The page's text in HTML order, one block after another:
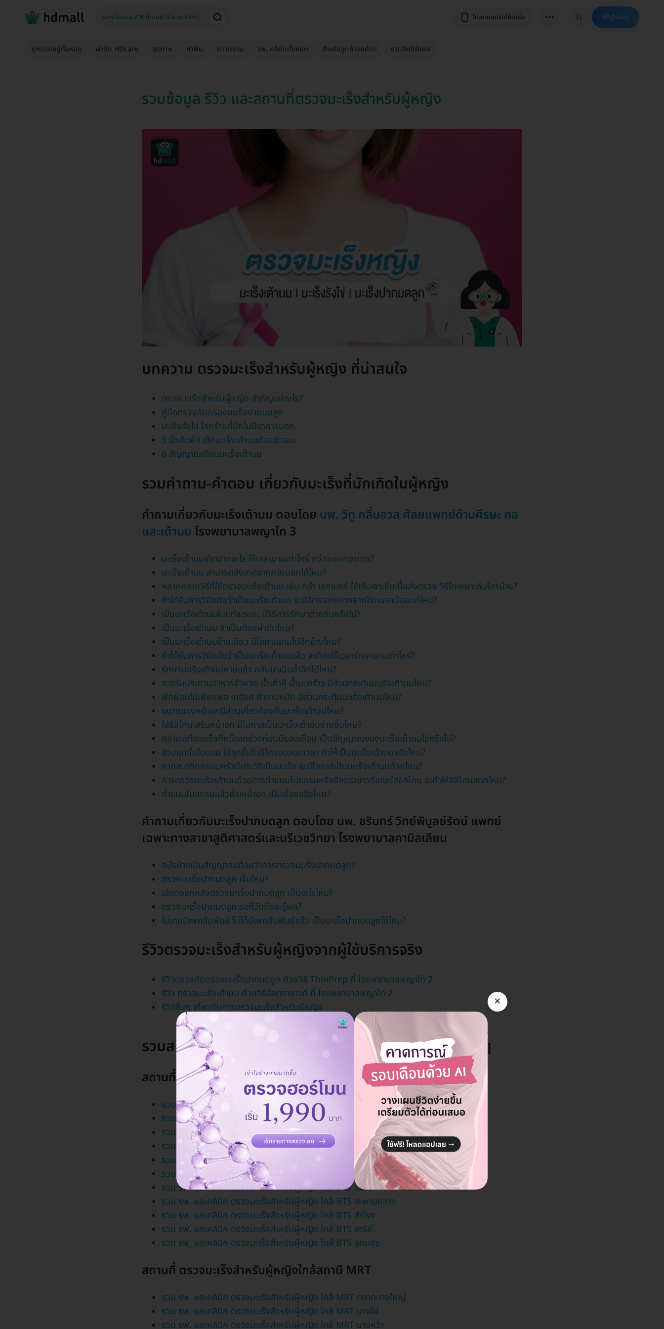
โหลดแอปรับโค้ดเพิ่ม ⋯ เข้าสู่ระบบ
ดูหมวดหมู่ทั้งหมด ผ่าตัด HDcare สุขภาพ ทำฟัน ความงาม รพ. คลินิกทั้งหมด สำหรับลูกค้าองค์กร รวมสิทธิพิเศษ
รวมข้อมูล รีวิว และสถานที่ตรวจมะเร็งสำหรับผู้หญิง
บทความ ตรวจมะเร็งสำหรับผู้หญิง ที่น่าสนใจ
ตรวจมะเร็งสำหรับผู้หญิง สำคัญอย่างไร?
คู่มือตรวจคัดกรองมะเร็งปากมดลูก
มะเร็งรังไข่ โรคร้ายที่มักไม่มีอาการบอก
3 นิ้วสัมผัส เช็กมะเร็งเต้านมด้วยตัวเอง
6 สัญญาณเตือนมะเร็งเต้านม
รวมคำถาม-คำตอบ เกี่ยวกับมะเร็งที่มักเกิดในผู้หญิง
คำถามเกี่ยวกับมะเร็งเต้านม ตอบโดย นพ. วิทู กลิ่นอวล ศัลยแพทย์ด้านศีรษะ คอ
และเต้านม โรงพยาบาลพญาไท 3
มะเร็งเต้านมเกิดจากอะไร ใช้เวลานานเท่าไหร่ กว่าจะออกอาการ?
มะเร็งเต้านม สามารถสังเกตจากภายนอกได้ไหม?
หลากหลายวิธีที่ใช้ตรวจมะเร็งเต้านม เช่น คลำ เอกซเรย์ ใช้เข็มเจาะชิ้นเนื้อส่งตรวจ วิธีใดเหมาะกับใครบ้าง?
ถ้าได้รับการวินิจฉัยว่าเป็นมะเร็งเต้านม จะมีอัตราการหายจากโรคมากน้อยแค่ไหน?
เป็นมะเร็งเต้านมในแต่ละระยะ มีวิธีการรักษาต่างกันหรือไม่?
เป็นมะเร็งเต้านม จำเป็นต้องผ่าตัดไหม?
เป็นมะเร็งเต้านมข้างเดียว มีโอกาสลามไปอีกข้างไหม?
ถ้าได้รับการวินิจฉัยว่าเป็นมะเร็งเต้านมแล้ว จะต้องใช้เวลารักษานานเท่าไหร่?
รักษามะเร็งเต้านมหายแล้ว กลับมาเป็นซ้ำอีกได้ไหม?
การรับประทานอาหารจำพวก น้ำเต้าหู้ น้ำมะพร้าว มีส่วนกระตุ้นมะเร็งเต้านมไหม?
พักผ่อนไม่เพียงพอ เครียด ทำงานหนัก มีส่วนกระตุ้นมะเร็งเต้านมไหม?
ขนาดของหน้าอกมีส่วนเกี่ยวข้องกับมะเร็งเต้านมไหม?
ใส่ซิลิโคนเสริมหน้าอก มีโอกาสเป็นมะเร็งเต้านมง่ายขึ้นไหม?
คลำเจอก้อนแข็งที่หน้าอกช่วงก่อนมีรอบเดือน เป็นสัญญาณของมะเร็งเต้านมใช่หรือไม่?
สวมชุดชั้นในนอน ใส่ชุดชั้นในมีโครงตลอดเวลา ทำให้เป็นมะเร็งเต้านมจริงไหม?
หากสมาชิกครอบครัวมีประวัติเป็นมะเร็ง จะมีโอกาสเป็นมะเร็งเต้านมด้วยไหม?
การตรวจมะเร็งเต้านมด้วยการทำแมมโมแกรมหรืออัลตราซาวด์ขณะใส่ซิลิโคน จะทำให้ซิลิโคนแตกไหม?
ทำแมมโมแกรมแล้วเจ็บหน้าอก เป็นเรื่องจริงไหม?
คำถามเกี่ยวกับมะเร็งปากมดลูก ตอบโดย นพ. ชรินทร์ วิทย์พิบูลย์รัตน์ แพทย์
เฉพาะทางสาขาสูติศาสตร์และนรีเวชวิทยา โรงพยาบาลคามิลเลียน
อะไรบ้างเป็นสัญญาณเตือนว่าควรตรวจมะเร็งปากมดลูก?
ตรวจมะเร็งปากมดลูก เจ็บไหม?
เลือดออกหลังตรวจมะเร็งปากมดลูก เป็นอะไรไหม?
ตรวจมะเร็งปากมดลูก รอกี่วันถึงจะรู้ผล?
ไม่เคยมีเพศสัมพันธ์ ไม่ได้มีเพศสัมพันธ์แล้ว เป็นมะเร็งปากมดลูกได้ไหม?
รีวิวตรวจมะเร็งสำหรับผู้หญิงจากผู้ใช้บริการจริง
รีวิวตรวจคัดกรองมะเร็งปากมดลูก ด้วยวิธี ThinPrep ที่ โรงพยาบาลพญาไท 2
รีวิว ตรวจมะเร็งเต้านม ด้วยวิธีอัลตราซาวด์ ที่ โรงพยาบาลพญาไท 2
รีวิวอื่นๆ เกี่ยวกับการตรวจมะเร็งสำหรับผู้หญิง
รวมสถานที่ตรวจมะเร็งสำหรับผู้หญิง ตามเขตและย่านต่างๆ
สถานที่ ตรวจมะเร็งสำหรับผู้หญิงใกล้สถานี BTS
รวม รพ. และคลินิก ตรวจมะเร็งสำหรับผู้หญิง ใกล้ BTS ช่องนนทรี
รวม รพ. และคลินิก ตรวจมะเร็งสำหรับผู้หญิง ใกล้ BTS บางนา
รวม รพ. และคลินิก ตรวจมะเร็งสำหรับผู้หญิง ใกล้ BTS บางหว้า
รวม รพ. และคลินิก ตรวจมะเร็งสำหรับผู้หญิง ใกล้ BTS พร้อมพงษ์
รวม รพ. และคลินิก ตรวจมะเร็งสำหรับผู้หญิง ใกล้ BTS สนามกีฬาแห่งชาติ
รวม รพ. และคลินิก ตรวจมะเร็งสำหรับผู้หญิง ใกล้ BTS สนามเป้า
รวม รพ. และคลินิก ตรวจมะเร็งสำหรับผู้หญิง ใกล้ BTS สยาม
รวม รพ. และคลินิก ตรวจมะเร็งสำหรับผู้หญิง ใกล้ BTS สะพานควาย
รวม รพ. และคลินิก ตรวจมะเร็งสำหรับผู้หญิง ใกล้ BTS สำโรง
รวม รพ. และคลินิก ตรวจมะเร็งสำหรับผู้หญิง ใกล้ BTS อารีย์
รวม รพ. และคลินิก ตรวจมะเร็งสำหรับผู้หญิง ใกล้ BTS อุดมสุข
สถานที่ ตรวจมะเร็งสำหรับผู้หญิงใกล้สถานี MRT
รวม รพ. และคลินิก ตรวจมะเร็งสำหรับผู้หญิง ใกล้ MRT ตลาดบางใหญ่
รวม รพ. และคลินิก ตรวจมะเร็งสำหรับผู้หญิง ใกล้ MRT บางไผ่
รวม รพ. และคลินิก ตรวจมะเร็งสำหรับผู้หญิง ใกล้ MRT บางหว้า
×